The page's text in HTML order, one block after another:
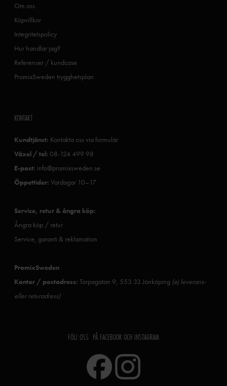
Om oss
Köpvillkor
Integritetspolicy
Hur handlar jag?
Referenser / kundcase
PromixSweden trygghetsplan
KONTAKT
Kundtjänst: Kontakta oss via formulär
Växel / tel: 08-124 499 98
E-post: info@promixsweden.se
Öppettider: Vardagar 10–17
Service, retur & ångra köp:
Ångra köp / retur
Service, garanti & reklamation
PromixSweden
Kontor / postadress: Torpagatan 9, 553 33 Jönköping (ej leverans-
eller returadress)
FÖLJ OSS PÅ FACEBOOK OCH INSTAGRAM